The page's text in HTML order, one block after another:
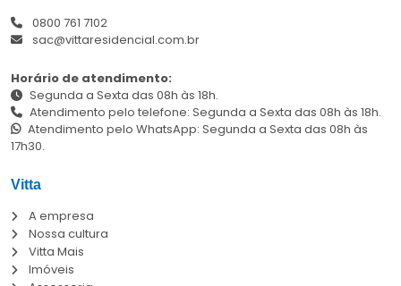
0800 761 7102
sac@vittaresidencial.com.br
Horário de atendimento:
Segunda a Sexta das 08h às 18h.
Atendimento pelo telefone: Segunda a Sexta das 08h às 18h.
Atendimento pelo WhatsApp: Segunda a Sexta das 08h às
17h30.
Vitta
A empresa
Nossa cultura
Vitta Mais
Imóveis